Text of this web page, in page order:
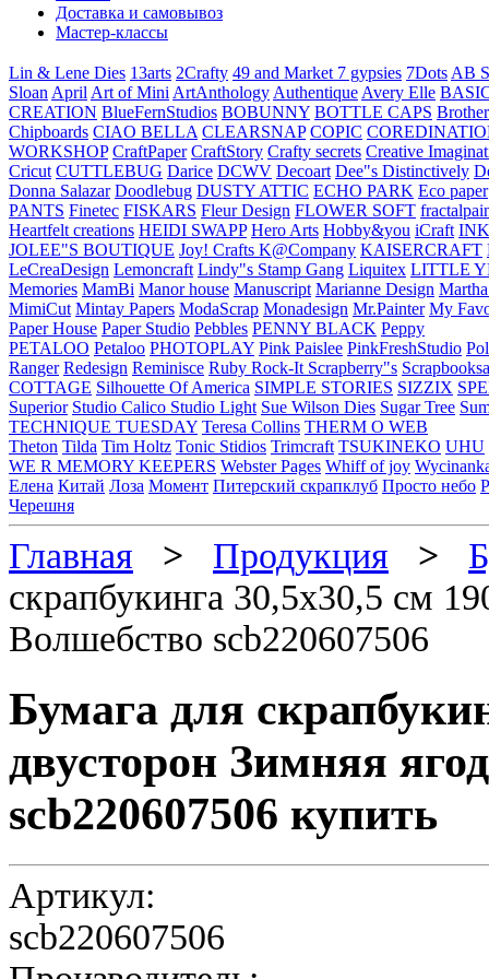
Доставка и самовывоз
Мастер-классы
Lin & Lene Dies 13arts 2Crafty 49 and Market 7 gypsies 7Dots AB
Sloan April Art of Mini ArtAnthology Authentique Avery Elle
CREATION BlueFernStudios BOBUNNY BOTTLE CAPS Brother
Chipboards CIAO BELLA CLEARSNAP COPIC
WORKSHOP CraftPaper CraftStory Crafty secrets Creative
Cricut CUTTLEBUG Darice DCWV Decoart Dee"s Distinctively
Donna Salazar Doodlebug DUSTY ATTIC ECHO PARK Eco paper
PANTS Finetec FISKARS Fleur Design FLOWER SOFT
Heartfelt creations HEIDI SWAPP Hero Arts Hobby&you iCraft
JOLEE"S BOUTIQUE Joy! Crafts K@Company KAISERCRAFT
LeCreaDesign Lemoncraft Lindy"s Stamp Gang Liquitex LITTLE
Memories MamBi Manor house Manuscript Marianne Design
MimiCut Mintay Papers ModaScrap Monadesign Mr.Painter My
Paper House Paper Studio Pebbles PENNY BLACK Peppy
PETALOO Petaloo PHOTOPLAY Pink Paislee PinkFreshStudio
Ranger Redesign Reminisce Ruby Rock-It Scrapberry"s
COTTAGE Silhouette Of America SIMPLE STORIES SIZZIX
Superior Studio Calico Studio Light Sue Wilson Dies Sugar Tree
TECHNIQUE TUESDAY Teresa Collins THERM O WEB
Theton Tilda Tim Holtz Tonic Stidios Trimcraft TSUKINEKO UHU
WE R MEMORY KEEPERS Webster Pages Whiff of joy
Елена Китай Лоза Момент Питерский скрапклуб Просто небо
Черешня
Главная > Продукция >
скрапбукинга 30,5х30,5 см
Волшебство scb220607506
Бумага для
двусторон Зимняя
scb220607506 купить
Артикул:
scb220607506